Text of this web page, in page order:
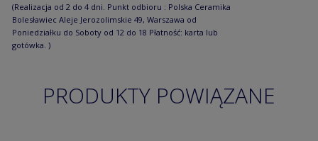
(Realizacja od 2 do 4 dni. Punkt odbioru : Polska Ceramika
Bolesławiec Aleje Jerozolimskie 49, Warszawa od
Poniedziałku do Soboty od 12 do 18 Płatność: karta lub
gotówka. )
PRODUKTY POWIĄZANE